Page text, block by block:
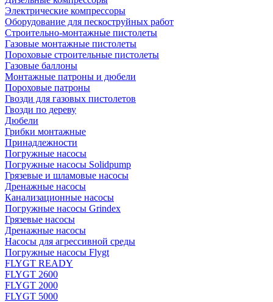
Электрические компрессоры
Оборудование для пескоструйных работ
Строительно-монтажные пистолеты
Газовые монтажные пистолеты
Пороховые строительные пистолеты
Газовые баллоны
Монтажные патроны и дюбели
Пороховые патроны
Гвозди для газовых пистолетов
Гвозди по дереву
Дюбели
Грибки монтажные
Принадлежности
Погружные насосы
Погружные насосы Solidpump
Грязевые и шламовые насосы
Дренажные насосы
Канализационные насосы
Погружные насосы Grindex
Грязевые насосы
Дренажные насосы
Насосы для агрессивной среды
Погружные насосы Flygt
FLYGT READY
FLYGT 2600
FLYGT 2000
FLYGT 5000